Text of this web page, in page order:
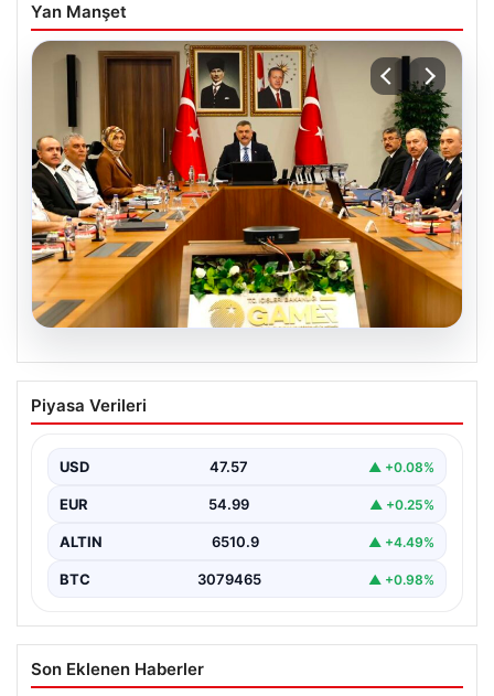
Yan Manşet
05.08.2026
Organize suçla mücadele toplantısı.
İçişleri Bakanı Çiftçi: Hiçbir suç
Piyasa Verileri
USD 47.57 ▲ +0.08%
EUR 54.99 ▲ +0.25%
ALTIN 6510.9 ▲ +4.49%
BTC 3079465 ▲ +0.98%
Son Eklenen Haberler